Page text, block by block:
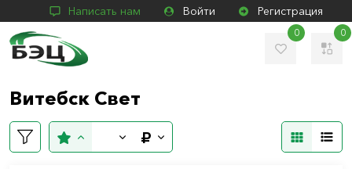
Написать нам Войти Регистрация
0 0
Витебск Свет